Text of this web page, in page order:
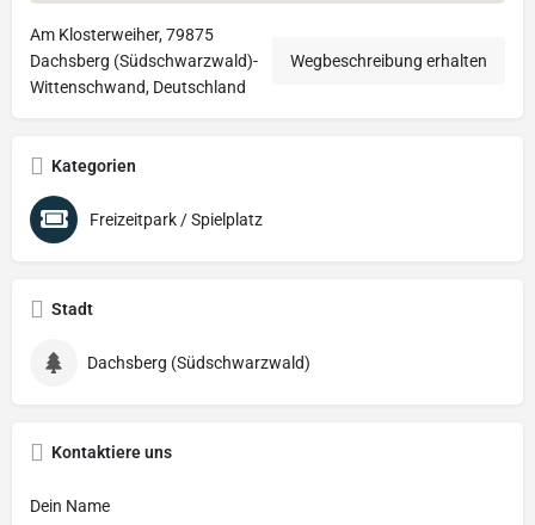
Am Klosterweiher, 79875
Dachsberg (Südschwarzwald)-
Wittenschwand, Deutschland
Wegbeschreibung erhalten
Kategorien
Freizeitpark / Spielplatz
Stadt
Dachsberg (Südschwarzwald)
Kontaktiere uns
Dein Name